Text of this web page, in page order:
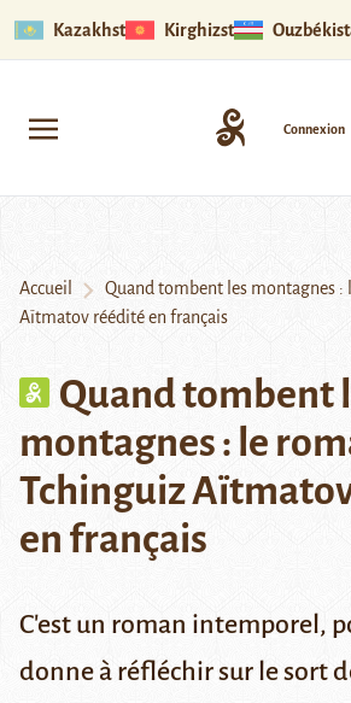
Kazakhstan Kirghizstan
Connexion
Accueil
Quand tombent les montagnes :
Aïtmatov réédité en français
Quand tombent
montagnes : le
Tchinguiz
en français
C'est un roman intemporel,
donne à réfléchir sur le sort